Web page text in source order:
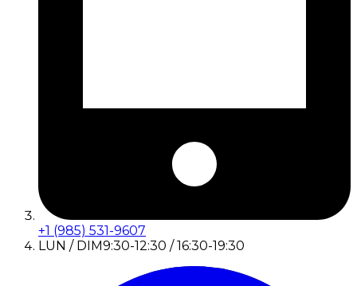
+1 (985) 531-9607
LUN / DIM9:30-12:30 / 16:30-19:30